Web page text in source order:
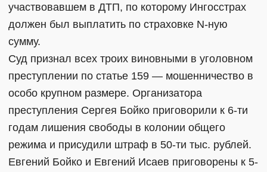
участвовавшем в ДТП, по которому Ингосстрах
должен был выплатить по страховке N-ную
сумму.
Суд признал всех троих виновными в уголовном
преступлении по статье 159 — мошенничество в
особо крупном размере. Организатора
преступления Сергея Бойко приговорили к 6-ти
годам лишения свободы в колонии общего
режима и присудили штраф в 50-ти тыс. рублей.
Евгений Бойко и Евгений Исаев приговорены к 5-